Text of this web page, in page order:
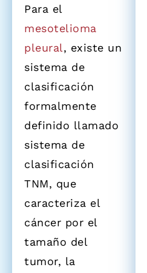
Para el
mesotelioma
pleural, existe un
sistema de
clasificación
formalmente
definido llamado
sistema de
clasificación
TNM, que
caracteriza el
cáncer por el
tamaño del
tumor, la